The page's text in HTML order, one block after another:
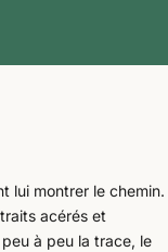
lui montrer le chemin.
acérés et
à peu la trace, le